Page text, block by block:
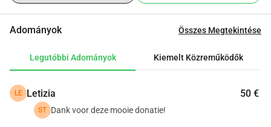
Adományok Összes Megtekintése
Legutóbbi Adományok Kiemelt Közreműködők
LE Letizia 50 €
ST Dank voor deze mooie donatie!